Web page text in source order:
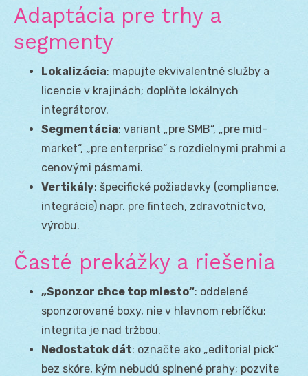
Adaptácia pre trhy a
segmenty
Lokalizácia: mapujte ekvivalentné služby a
licencie v krajinách; doplňte lokálnych
integrátorov.
Segmentácia: variant „pre SMB“, „pre mid-
market“, „pre enterprise“ s rozdielnymi prahmi a
cenovými pásmami.
Vertikály: špecifické požiadavky (compliance,
integrácie) napr. pre fintech, zdravotníctvo,
výrobu.
Časté prekážky a riešenia
„Sponzor chce top miesto“: oddelené
sponzorované boxy, nie v hlavnom rebríčku;
integrita je nad tržbou.
Nedostatok dát: označte ako „editorial pick“
bez skóre, kým nebudú splnené prahy; pozvite